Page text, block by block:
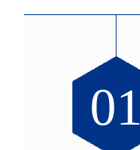
01
02
03
04